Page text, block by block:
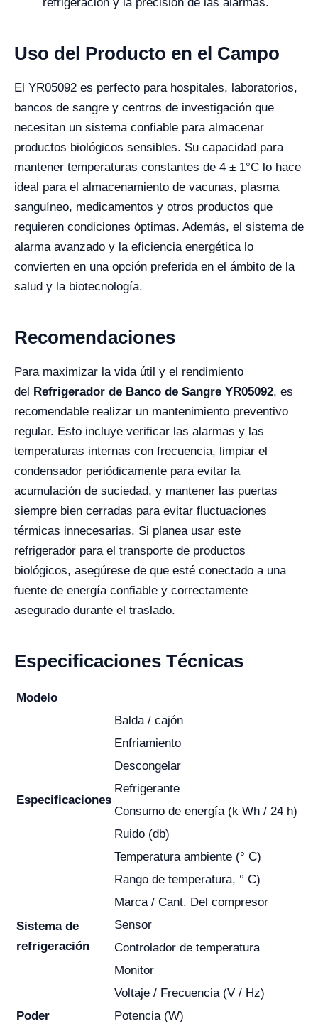
Uso del Producto en el Campo
El YR05092 es perfecto para hospitales, laboratorios,
bancos de sangre y centros de investigación que
necesitan un sistema confiable para almacenar
productos biológicos sensibles. Su capacidad para
mantener temperaturas constantes de 4 ± 1°C lo hace
ideal para el almacenamiento de vacunas, plasma
sanguíneo, medicamentos y otros productos que
requieren condiciones óptimas. Además, el sistema de
alarma avanzado y la eficiencia energética lo
convierten en una opción preferida en el ámbito de la
salud y la biotecnología.
Recomendaciones
Para maximizar la vida útil y el rendimiento
del Refrigerador de Banco de Sangre YR05092, es
recomendable realizar un mantenimiento preventivo
regular. Esto incluye verificar las alarmas y las
temperaturas internas con frecuencia, limpiar el
condensador periódicamente para evitar la
acumulación de suciedad, y mantener las puertas
siempre bien cerradas para evitar fluctuaciones
térmicas innecesarias. Si planea usar este
refrigerador para el transporte de productos
biológicos, asegúrese de que esté conectado a una
fuente de energía confiable y correctamente
asegurado durante el traslado.
Especificaciones Técnicas
Modelo
Especificaciones
Balda / cajón
Enfriamiento
Descongelar
Refrigerante
Consumo de energía (k Wh / 24 h)
Ruido (db)
Temperatura ambiente (° C)
Rango de temperatura, ° C)
Sistema de
refrigeración
Marca / Cant. Del compresor
Sensor
Controlador de temperatura
Monitor
Poder
Voltaje / Frecuencia (V / Hz)
Potencia (W)